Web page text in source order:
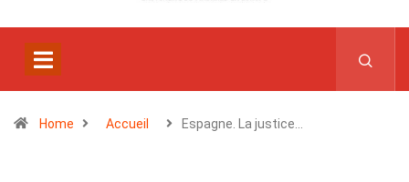
Home Accueil Espagne. La justice…